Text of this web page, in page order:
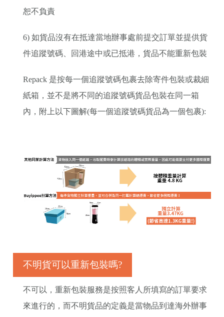
恕不負責
6) 如貨品沒有在抵達當地辦事處前提交訂單並提供貨
件追蹤號碼、回港途中或已抵港，貨品不能重新包裝
Repack 是按每一個追蹤號碼包裹去除寄件包裝或裁細
紙箱，並不是將不同的追蹤號碼貨品包裝在同一箱
內，附上以下圖解(每一個追蹤號碼貨品為一個包裹):
不明貨可以重新包裝嗎?
不可以，重新包裝服務是按照客人所填寫的訂單要求
來進行的，而不明貨品的定義是當物品到達海外辦事